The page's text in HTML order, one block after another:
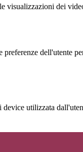
visualizzazioni dei
preferenze dell'utente
utilizzata